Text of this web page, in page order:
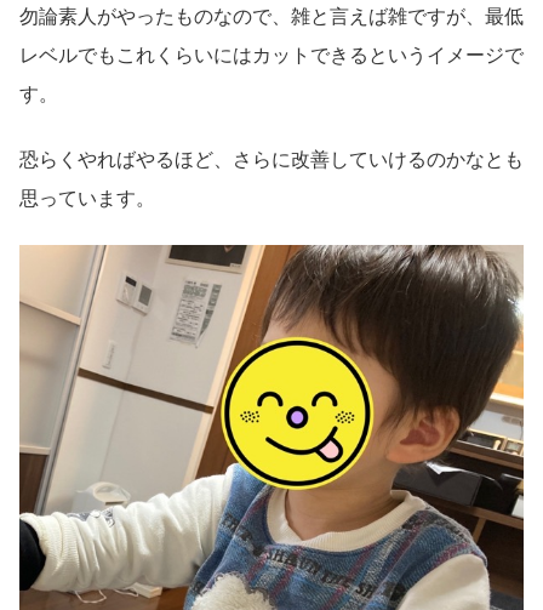
勿論素人がやったものなので、雑と言えば雑ですが、最低
レベルでもこれくらいにはカットできるというイメージで
す。
恐らくやればやるほど、さらに改善していけるのかなとも
思っています。